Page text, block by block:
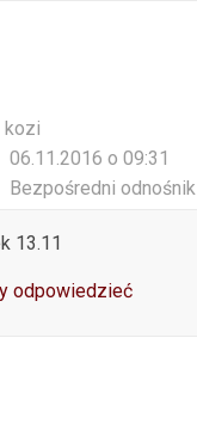
kozi
06.11.2016 o 09:31
Bezpośredni odnośnik
13.11
odpowiedzieć